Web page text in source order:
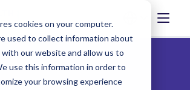
cookies on your computer.
used to collect information about
our website and allow us to
use this information in order to
your browsing experience